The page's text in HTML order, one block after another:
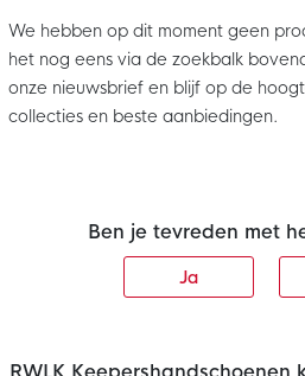
We hebben op dit moment geen
het nog eens via de zoekbalk
onze nieuwsbrief en blijf op de
collecties en beste aanbiedingen.
Ben je tevreden met
Ja